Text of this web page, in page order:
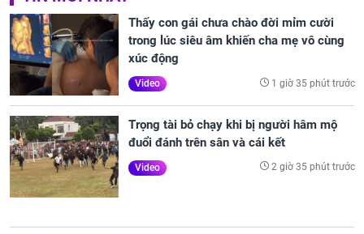
Thấy con gái chưa chào đời mỉm cười
trong lúc siêu âm khiến cha mẹ vô cùng
xúc động
Video 1 giờ 35 phút trước
Trọng tài bỏ chạy khi bị người hâm mộ
đuổi đánh trên sân và cái kết
Video 2 giờ 35 phút trước